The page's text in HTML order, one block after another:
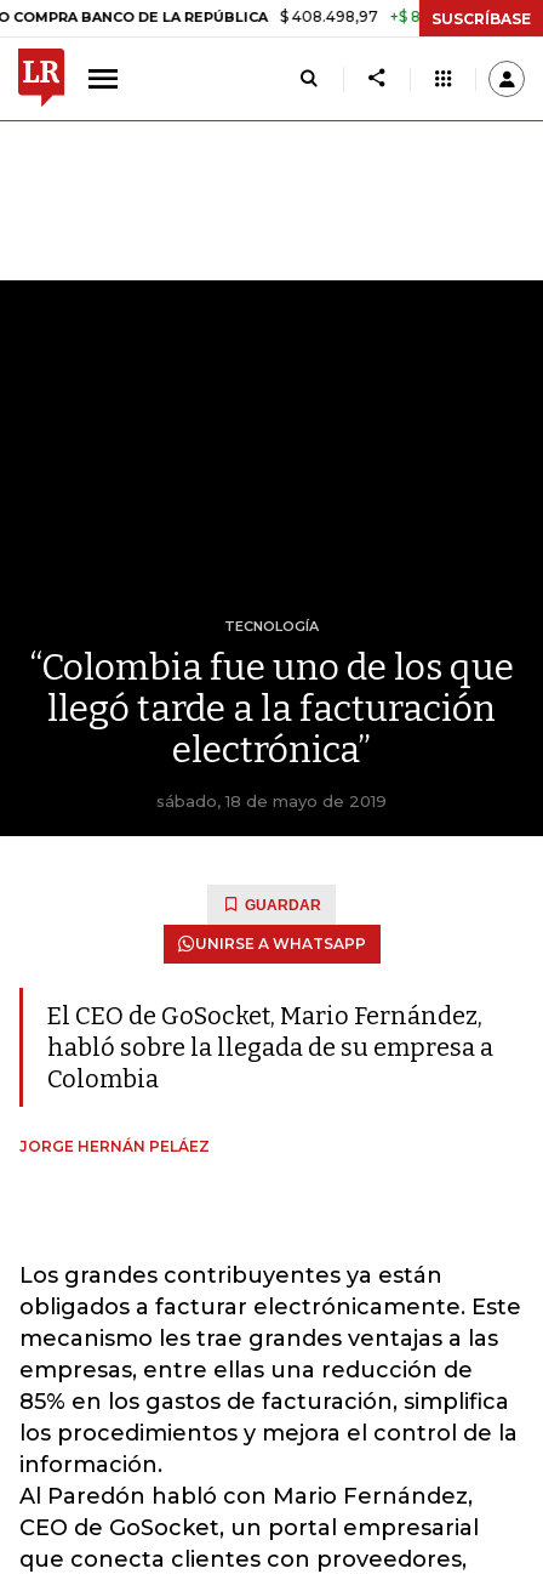
BANCO DE LA REPÚBLICA $ 408.498,97 +$ 8.753,81 +2,19% TASA
SUSCRÍBASE
TECNOLOGÍA
“Colombia fue uno de los que
llegó tarde a la facturación
electrónica”
sábado, 18 de mayo de 2019
GUARDAR
UNIRSE A WHATSAPP
El CEO de GoSocket, Mario Fernández,
habló sobre la llegada de su empresa a
Colombia
JORGE HERNÁN PELÁEZ
Los grandes contribuyentes ya están
obligados a facturar electrónicamente. Este
mecanismo les trae grandes ventajas a las
empresas, entre ellas una reducción de
85% en los gastos de facturación, simplifica
los procedimientos y mejora el control de la
información.
Al Paredón habló con Mario Fernández,
CEO de GoSocket, un portal empresarial
que conecta clientes con proveedores,